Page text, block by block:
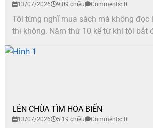
13/07/2026 9:09 chiều Comments: 0
Tôi từng nghĩ mua sách mà không đọc
thì không. Năm thứ 10 kể từ khi tôi bắt
LÊN CHÙA TÌM HOA BIỂN
13/07/2026 5:19 chiều Comments: 0